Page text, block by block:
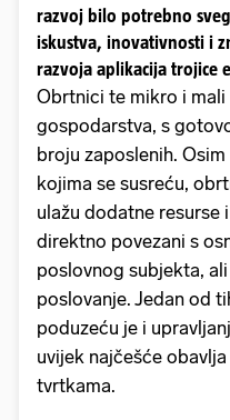
razvoj bilo potrebno
iskustva, inovativnosti i
razvoja aplikacija trojice
Obrtnici te mikro i
gospodarstva, s
broju zaposlenih.
kojima se susreću,
ulažu dodatne resurse
direktno povezani s
poslovnog subjekta,
poslovanje. Jedan od
poduzeću je i
uvijek najčešće
tvrtkama.